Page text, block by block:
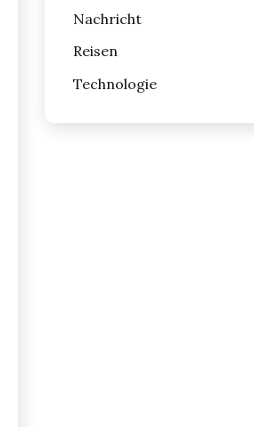
Nachricht
Reisen
Technologie